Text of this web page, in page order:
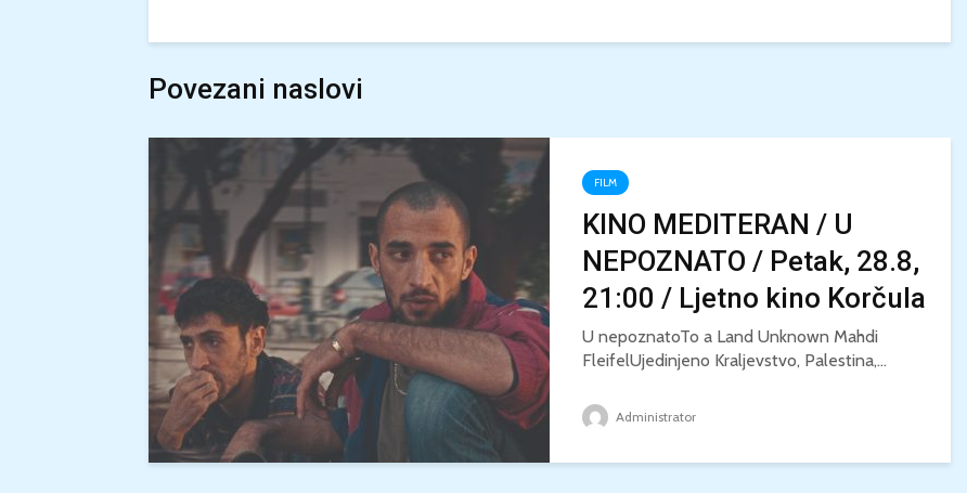
Povezani naslovi
FILM
KINO MEDITERAN / U
NEPOZNATO / Petak, 28.8,
21:00 / Ljetno kino Korčula
U nepoznatoTo a Land Unknown Mahdi
FleifelUjedinjeno Kraljevstvo, Palestina,...
Administrator